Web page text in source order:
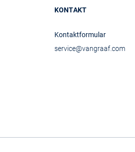
KONTAKT
Kontaktformular
service@vangraaf.com